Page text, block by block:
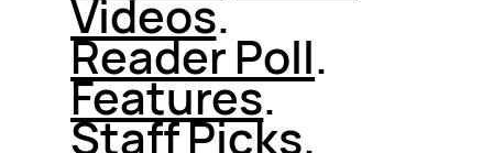
Videos.
Reader Poll.
Features.
Staff Picks.